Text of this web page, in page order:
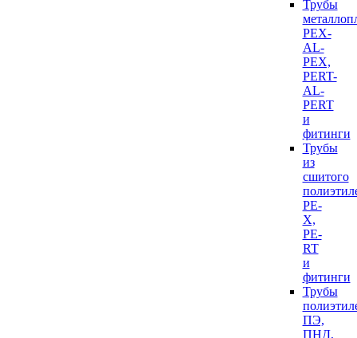
Трубы
PEX-
AL-
PEX,
PERT-
AL-
PERT
и
фитинги
Трубы
из
сшитого
PE-
X,
PE-
RT
и
фитинги
Трубы
ПЭ,
ПНД,